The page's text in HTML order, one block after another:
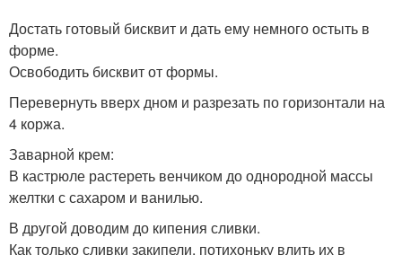
Достать готовый бисквит и дать ему немного остыть в
форме.
Освободить бисквит от формы.
Перевернуть вверх дном и разрезать по горизонтали на
4 коржа.
Заварной крем:
В кастрюле растереть венчиком до однородной массы
желтки с сахаром и ванилью.
В другой доводим до кипения сливки.
Как только сливки закипели, потихоньку влить их в